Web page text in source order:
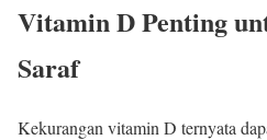
Vitamin D Penting
Saraf
Kekurangan vitamin D ternyata